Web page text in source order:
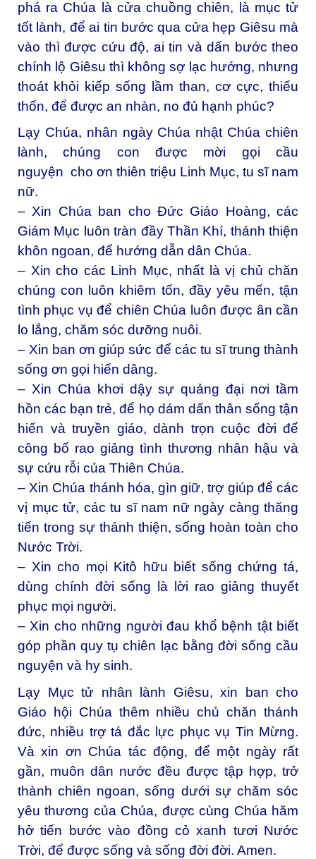
phá ra Chúa là cửa chuồng chiên, là mục tử
tốt lành, để ai tin bước qua cửa hẹp Giêsu mà
vào thì được cứu độ, ai tin và dấn bước theo
chính lộ Giêsu thì không sợ lạc hướng, nhưng
thoát khỏi kiếp sống lầm than, cơ cực, thiếu
thốn, để được an nhàn, no đủ hạnh phúc?
Lạy Chúa, nhân ngày Chúa nhật Chúa chiên
lành, chúng con được mời gọi cầu
nguyện cho ơn thiên triệu Linh Mục, tu sĩ nam
nữ.
– Xin Chúa ban cho Đức Giáo Hoàng, các
Giám Mục luôn tràn đầy Thần Khí, thánh thiện
khôn ngoan, để hướng dẫn dân Chúa.
– Xin cho các Linh Mục, nhất là vị chủ chăn
chúng con luôn khiêm tốn, đầy yêu mến, tận
tình phục vụ để chiên Chúa luôn được ân cần
lo lắng, chăm sóc dưỡng nuôi.
– Xin ban ơn giúp sức để các tu sĩ trung thành
sống ơn gọi hiến dâng.
– Xin Chúa khơi dậy sự quảng đại nơi tầm
hồn các bạn trẻ, để họ dám dấn thân sống tận
hiến và truyền giáo, dành trọn cuộc đời để
công bố rao giảng tình thương nhân hậu và
sự cứu rỗi của Thiên Chúa.
– Xin Chúa thánh hóa, gìn giữ, trợ giúp để các
vị mục tử, các tu sĩ nam nữ ngày càng thăng
tiến trong sự thánh thiện, sống hoàn toàn cho
Nước Trời.
– Xin cho mọi Kitô hữu biết sống chứng tá,
dùng chính đời sống là lời rao giảng thuyết
phục mọi người.
– Xin cho những người đau khổ bệnh tật biết
góp phần quy tụ chiên lạc bằng đời sống cầu
nguyện và hy sinh.
Lạy Mục tử nhân lành Giêsu, xin ban cho
Giáo hội Chúa thêm nhiều chủ chăn thánh
đức, nhiều trợ tá đắc lực phục vụ Tin Mừng.
Và xin ơn Chúa tác động, để một ngày rất
gần, muôn dân nước đều được tập hợp, trở
thành chiên ngoan, sống dưới sự chăm sóc
yêu thương của Chúa, được cùng Chúa hăm
hở tiến bước vào đồng cỏ xanh tươi Nước
Trời, để được sống và sống đời đời. Amen.